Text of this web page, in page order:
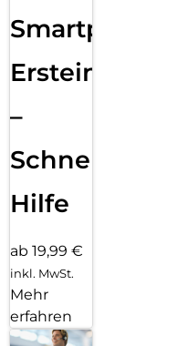
Smartphone
–
Schnelle
Hilfe
ab 19,99 €
inkl. MwSt.
Mehr
erfahren